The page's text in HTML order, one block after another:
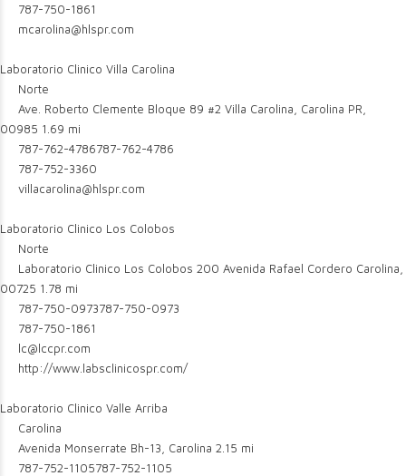
787-750-1861
mcarolina@hlspr.com
Laboratorio Clinico Villa Carolina
Norte
Ave. Roberto Clemente Bloque 89 #2 Villa Carolina, Carolina PR,
00985 1.69 mi
787-762-4786787-762-4786
787-752-3360
villacarolina@hlspr.com
Laboratorio Clinico Los Colobos
Norte
Laboratorio Clinico Los Colobos 200 Avenida Rafael Cordero Carolina,
00725 1.78 mi
787-750-0973787-750-0973
787-750-1861
lc@lccpr.com
http://www.labsclinicospr.com/
Laboratorio Clinico Valle Arriba
Carolina
Avenida Monserrate Bh-13, Carolina 2.15 mi
787-752-1105787-752-1105